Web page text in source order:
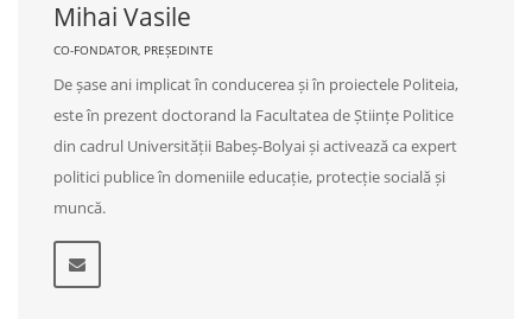
Mihai Vasile
CO-FONDATOR, PREȘEDINTE
De șase ani implicat în conducerea și în proiectele Politeia,
este în prezent doctorand la Facultatea de Științe Politice
din cadrul Universității Babeș-Bolyai și activează ca expert
politici publice în domeniile educație, protecție socială și
muncă.